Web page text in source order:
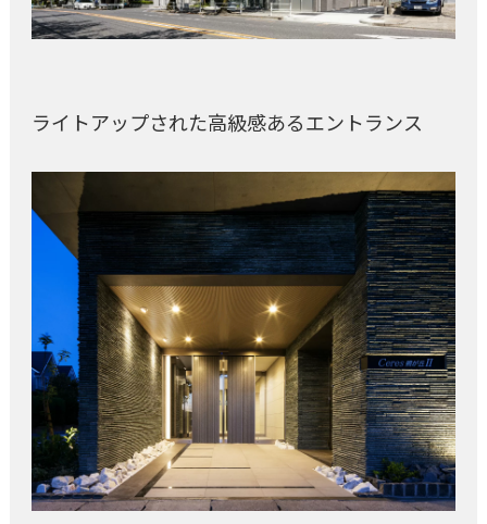
ライトアップされた高級感あるエントランス